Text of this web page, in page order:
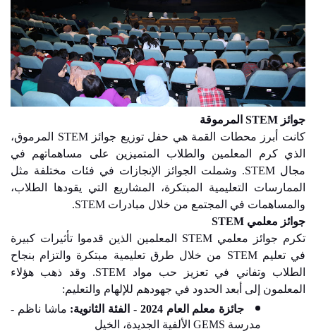
جوائز STEM المرموقة
كانت أبرز محطات القمة هي حفل توزيع جوائزSTEM المرموق،
الذي كرم المعلمين والطلاب المتميزين على مساهماتهم في
مجال STEM. وشملت الجوائز الإنجازات في فئات مختلفة مثل
الممارسات التعليمية المبتكرة، المشاريع التي يقودها الطلاب،
والمساهمات في المجتمع من خلال مبادرات STEM
.
جوائز معلمي STEM
تكرم جوائز معلمي STEM المعلمين الذين قدموا تأثيرات كبيرة
في تعليمSTEM من خلال طرق تعليمية مبتكرة والتزام بنجاح
الطلاب وتفاني في تعزيز حب مواد STEM. وقد ذهب هؤلاء
المعلمون إلى أبعد الحدود في جهودهم للإلهام والتعليم:
جائزة معلم العام 2024 - الفئة الثانوية
: ماشا ناظم -
مدرسة GEMS الألفية الجديدة، الخيل